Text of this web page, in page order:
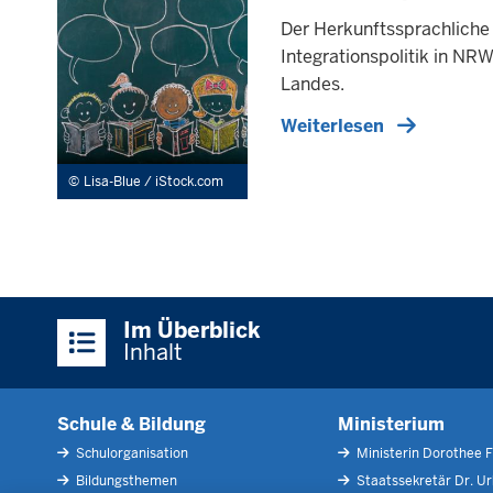
Lisa-Blue / iStock.com
Der
In­te­gra­ti­ons­politik in
Landes.
Weiterlesen
Im Überblick
Inhalt
Schule & Bildung
Schulorganisation
Bildungsthemen
Ministerium
Ministerin Dorothee
Staatssekretär Dr.